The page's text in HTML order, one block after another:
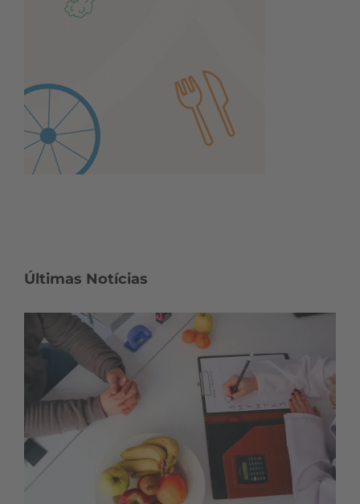
Últimas Notícias